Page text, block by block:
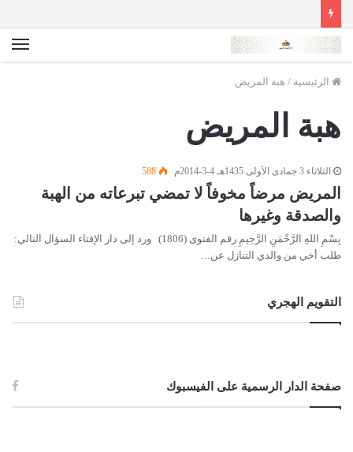
الرئيسية / هبة المريض
هبة المريض
الثلاثاء 3 جمادى الأولى 1435هـ 4-3-2014م 588
المريض مرضاً مخوفاً لا تمضي تبرعاته من الهبة
والصدقة وغيرها
بِسْمِ اللهِ الرَّحْمَنِ الرَّحِيمِ رقم الفتوى (1806) ورد إلى دار الإفتاء السؤال التالي:
طلب أخي من والدي التنازل عن…
التقويم الهجري
صفحة الدار الرسمية على الفيسبوك